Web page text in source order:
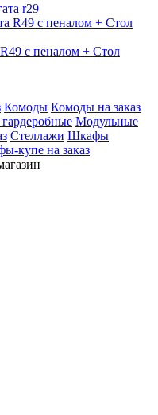
r29
с пеналом + Стол
Комоды Комоды на заказ
Модульные
Стеллажи Шкафы
купе на заказ